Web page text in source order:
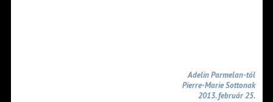
Adelin Parmelan-tól
Pierre-Marie Sottonak
2013. február 25.